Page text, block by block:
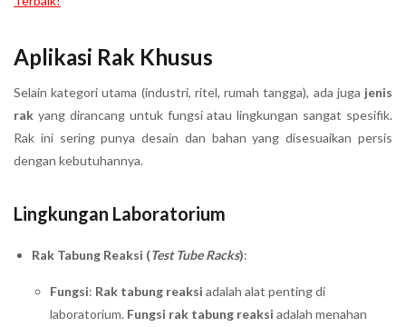
Aplikasi Rak Khusus
Selain kategori utama (industri, ritel, rumah tangga), ada juga jenis
rak yang dirancang untuk fungsi atau lingkungan sangat spesifik.
Rak ini sering punya desain dan bahan yang disesuaikan persis
dengan kebutuhannya.
Lingkungan Laboratorium
Rak Tabung Reaksi (Test Tube Racks):
Fungsi: Rak tabung reaksi adalah alat penting di
laboratorium. Fungsi rak tabung reaksi adalah menahan